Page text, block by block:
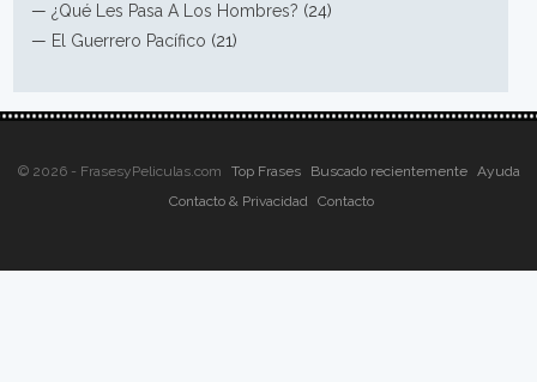
—¿Qué Les Pasa A Los Hombres? (24)
— El Guerrero Pacífico (21)
© 2026 - FrasesyPeliculas.com Top Frases Buscado recientemente
Ayuda
Contacto & Privacidad
Contacto